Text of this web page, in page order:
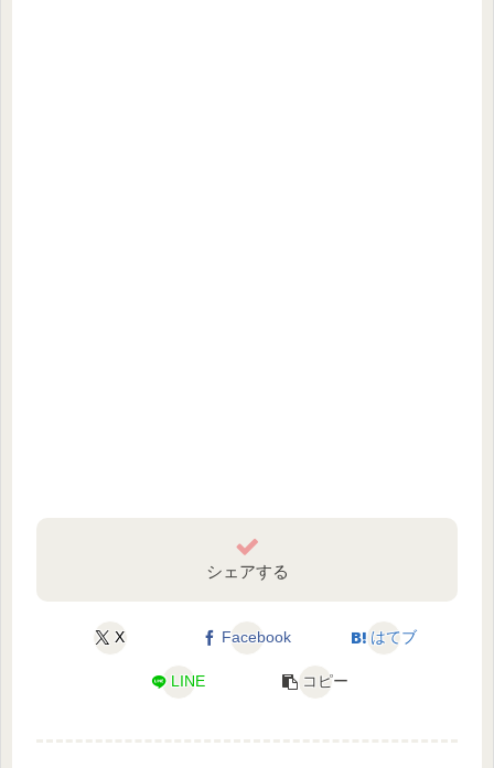
シェアする
X Facebook はてブ
LINE コピー